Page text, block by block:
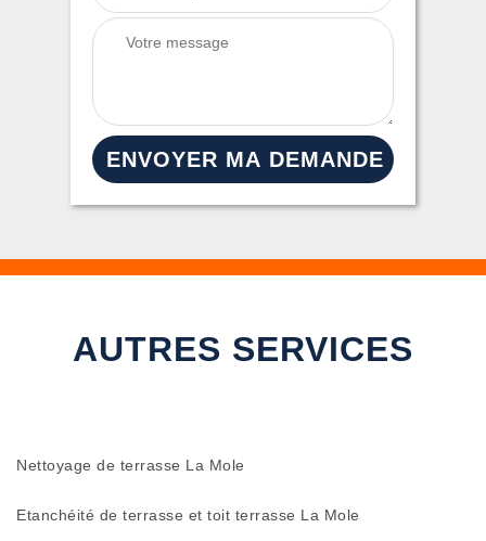
AUTRES SERVICES
Nettoyage de terrasse La Mole
Etanchéité de terrasse et toit terrasse La Mole